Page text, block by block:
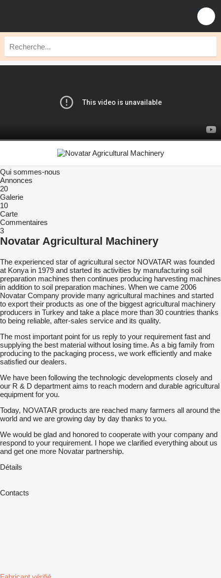
Qui sommes-nous
Annonces
20
Galerie
10
Carte
Commentaires
3
Novatar Agricultural Machinery
The experienced star of agricultural sector NOVATAR was founded
at Konya in 1979 and started its activities by manufacturing soil
preparation machines then continues producing harvesting machines
in addition to soil preparation machines. When we came 2006
Novatar Company provide many agricultural machines and started
to export their products as one of the biggest agricultural machinery
producers in Turkey and take a place more than 30 countries thanks
to being reliable, after-sales service and its quality.
The most important point for us reply to your requirement fast and
supplying the best material without losing time. As a big family from
producing to the packaging process, we work efficiently and make
satisfied our dealers.
We have been following the technologic developments closely and
our R & D department aims to reach modern and durable agricultural
equipment for you.
Today, NOVATAR products are reached many farmers all around the
world and we are growing day by day thanks to you.
We would be glad and honored to cooperate with your company and
respond to your requirement. I hope we clarified everything about us
and get one more Novatar partnership.
Détails
Contacts